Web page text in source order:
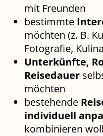
mit Freunden
bestimmte
möchten (z. B.
Fotografie,
Unterkünfte,
Reisedauer
möchten
bestehende
individuell
kombinieren